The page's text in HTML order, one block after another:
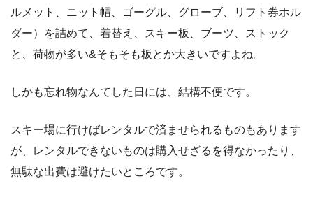
ルメット、ニット帽、ゴーグル、グローブ、リフト券ホル
ダー）を詰めて、着替え、スキー板、ブーツ、ストック
と、荷物が多い&そもそも板とか大きいですよね。
しかも忘れ物なんてした日には、結構不便です。
スキー場に行けばレンタルで済ませられるものもあります
が、レンタルできないものは購入せざるを得なかったり、
無駄な出費は避けたいところです。